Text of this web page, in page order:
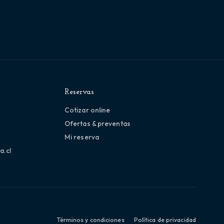
Reservas
Cotizar online
Ofertas & preventas
Mi reserva
Términos y condiciones Política de privacidad